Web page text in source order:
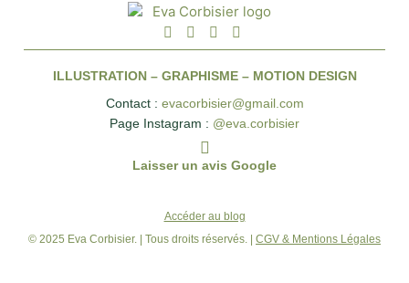
ILLUSTRATION – GRAPHISME – MOTION DESIGN
Contact : evacorbisier@gmail.com
Page Instagram : @eva.corbisier
Laisser un avis Google
Accéder au blog
© 2025 Eva Corbisier. | Tous droits réservés. | CGV & Mentions Légales